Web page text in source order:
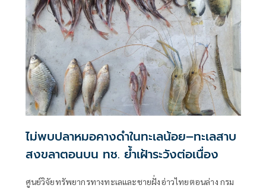
บริเวณร่องน้ำเดินเรือที่ระดับความลึกประมาณ 12 เมตร ห่าง
จากชายฝั่งไม่เกิน 1 ไมล์ทะเล ณ ท่าเทียบเรือน้ำลึกบางสะพาน
อำเภอบางสะพาน จังหวัดประจวบคีรีขันธ์ เมื่อวันที่ 21
มิถุนายน 2569
ไม่พบปลาหมอคางดำในทะเลน้อย–ทะเลสาบ
สงขลาตอนบน ทช. ย้ำเฝ้าระวังต่อเนื่อง
ศูนย์วิจัยทรัพยากรทางทะเลและชายฝั่งอ่าวไทยตอนล่าง กรม